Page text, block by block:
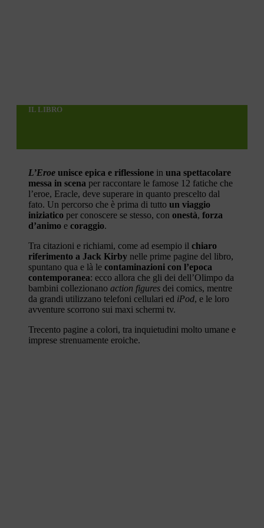
IL LIBRO
L’Eroe unisce epica e riflessione in una spettacolare
messa in scena per raccontare le famose 12 fatiche che
l’eroe, Eracle, deve superare in quanto prescelto dal
fato. Un percorso che è prima di tutto un viaggio
iniziatico per conoscere se stesso, con onestà, forza
d’animo e coraggio.
Tra citazioni e richiami, come ad esempio il chiaro
riferimento a Jack Kirby nelle prime pagine del libro,
spuntano qua e là le contaminazioni con l’epoca
contemporanea: ecco allora che gli dei dell’Olimpo da
bambini collezionano action figures dei comics, mentre
da grandi utilizzano telefoni cellulari ed iPod, e le loro
avventure scorrono sui maxi schermi tv.
Trecento pagine a colori, tra inquietudini molto umane e
imprese strenuamente eroiche.